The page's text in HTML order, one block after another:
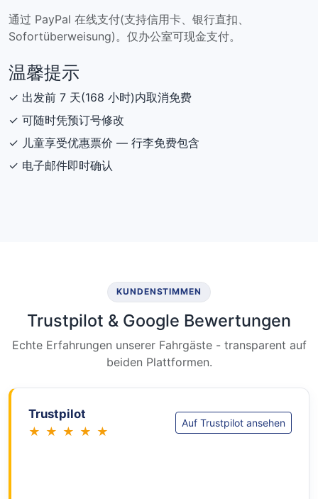
通过 PayPal 在线支付(支持信用卡、银行直扣、
Sofortüberweisung)。仅办公室可现金支付。
温馨提示
✓ 出发前 7 天(168 小时)内取消免费
✓ 可随时凭预订号修改
✓ 儿童享受优惠票价 — 行李免费包含
✓ 电子邮件即时确认
KUNDENSTIMMEN
Trustpilot & Google Bewertungen
Echte Erfahrungen unserer Fahrgäste - transparent auf
beiden Plattformen.
Trustpilot
★ ★ ★ ★ ★
Auf Trustpilot ansehen